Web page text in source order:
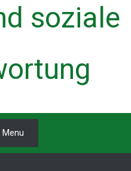
soziale